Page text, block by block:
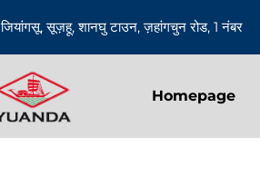
सूज़हू, शानघु टाउन, ज़हांगचुन रोड, 1 नंबर
Homepage